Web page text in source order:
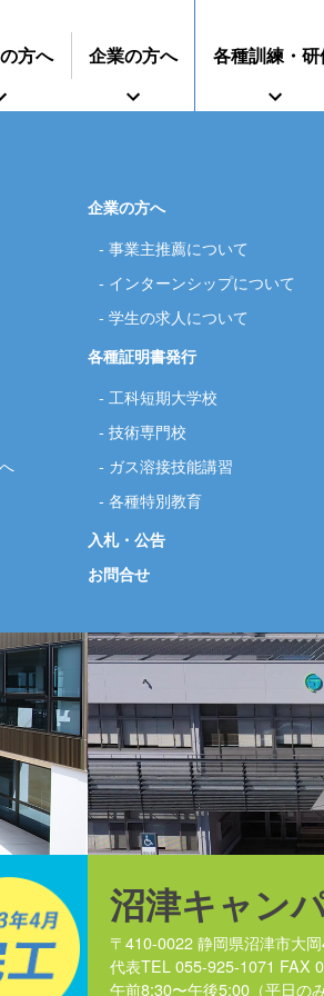
みる静岡県立工科短期大学校
方へ
オープンキャンパス 授業料等
企業の方へ
ついて
学生の求人について
各種訓練・
再就職を考えている方へ
門校 ガス溶接技能講習 各種
企業の方へ
事業主推薦について
インターンシップについて
学生の求人について
各種証明書発行
工科短期大学校
技術専門校
ガス溶接技能講習
各種特別教育
入札・公告
お問合せ
沼津キャン
〒410-0022 静岡県沼津市大
代表TEL 055-925-1071 FAX
午前8:30〜午後5:00（平日のみ